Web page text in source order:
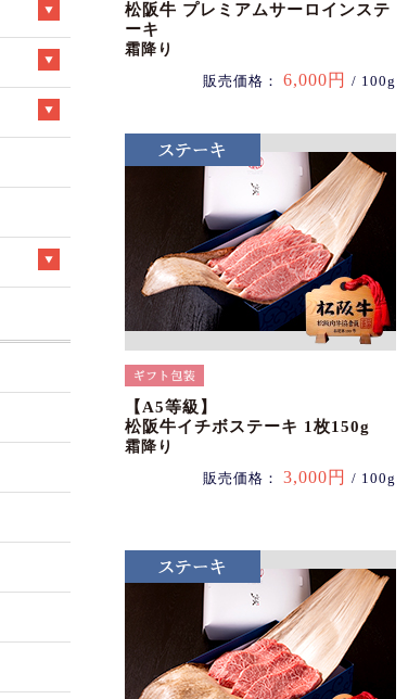
松阪牛 プレミアムサーロインステ
ーキ
霜降り
販売価格： 6,000円 / 100g
【A5等級】
松阪牛イチボステーキ 1枚150g
霜降り
販売価格： 3,000円 / 100g